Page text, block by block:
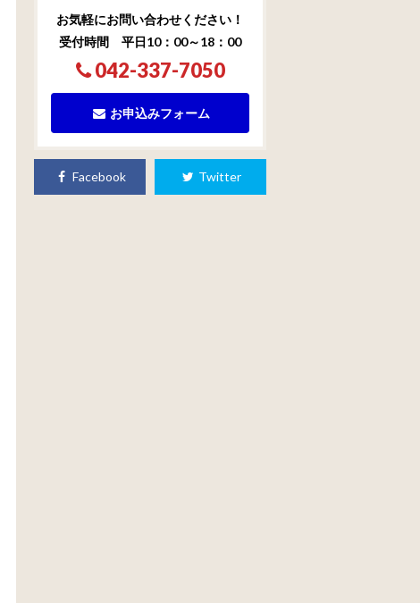
お気軽にお問い合わせください！
受付時間 平日10：00～18：00
042-337-7050
お申込みフォーム
Facebook Twitter